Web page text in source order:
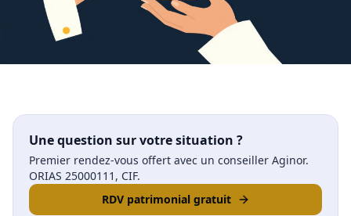
Une question sur votre situation ?
Premier rendez-vous offert avec un conseiller Aginor.
ORIAS 25000111, CIF.
RDV patrimonial gratuit